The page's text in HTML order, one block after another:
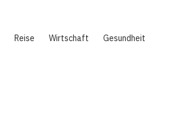
Reise Wirtschaft Gesundheit